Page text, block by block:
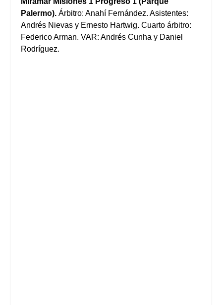
Palermo). Árbitro: Anahí Fernández. Asistentes:
Andrés Nievas y Ernesto Hartwig. Cuarto árbitro:
Federico Arman. VAR: Andrés Cunha y Daniel
Rodríguez.